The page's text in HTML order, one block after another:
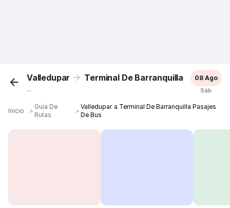
Valledupar Terminal De Barranquilla
...
08 Ago
Sáb
Inicio ＞
Guía De
Rutas
＞
Valledupar a Terminal De Barranquilla Pasajes
De Bus